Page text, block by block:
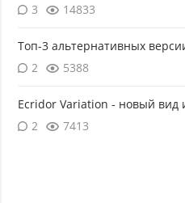
3
14833
Топ-3 альтернативных
2
5388
Ecridor Variation - новый вид
2
7413